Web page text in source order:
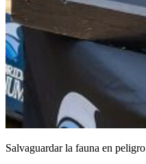
Salvaguardar la fauna en peligro